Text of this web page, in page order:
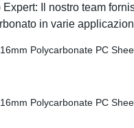
Il nostro team
in varie